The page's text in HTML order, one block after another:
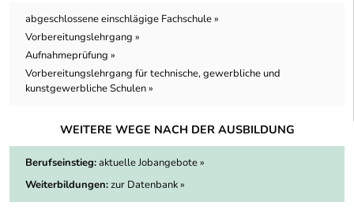
abgeschlossene einschlägige Fachschule »
Vorbereitungslehrgang »
Aufnahmeprüfung »
Vorbereitungslehrgang für technische, gewerbliche und
kunstgewerbliche Schulen »
WEITERE WEGE NACH DER AUSBILDUNG
Berufseinstieg:aktuelle Jobangebote »
Weiterbildungen:zur Datenbank »